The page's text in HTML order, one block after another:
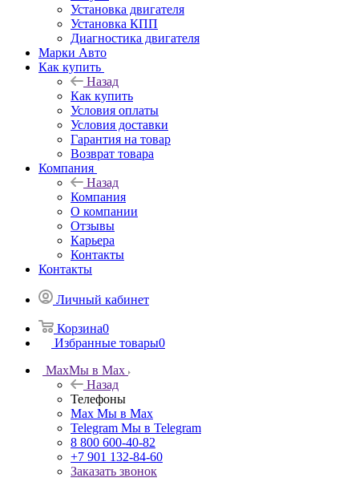
Установка двигателя
Установка КПП
Диагностика двигателя
Марки Авто
Как купить
Назад
Как купить
Условия оплаты
Условия доставки
Гарантия на товар
Возврат товара
Компания
Назад
Компания
О компании
Отзывы
Карьера
Контакты
Контакты
Личный кабинет
Корзина0
Избранные товары0
MaxМы в Max
Назад
Телефоны
Max Мы в Max
Telegram Мы в Telegram
8 800 600-40-82
+7 901 132-84-60
Заказать звонок